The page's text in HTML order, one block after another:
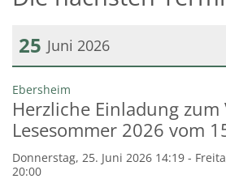
25 Juni 2026
Datum: 25. Juni 2026
Ebersheim
Herzliche Einladung zum
Lesesommer 2026 vom
Donnerstag, 25. Juni 2026 14:19 -
20:00